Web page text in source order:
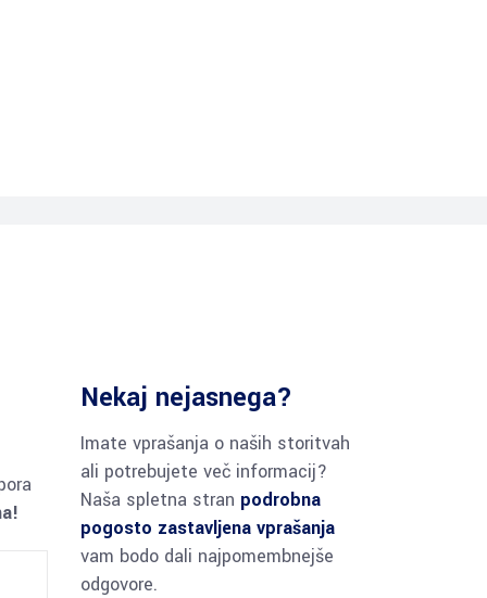
Nekaj nejasnega?
Imate vprašanja o naših storitvah
ali potrebujete več informacij?
Naša spletna stran podrobna
pogosto zastavljena vprašanja
vam bodo dali najpomembnejše
odgovore.